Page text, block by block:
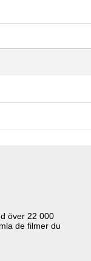
över 22 000
de filmer du